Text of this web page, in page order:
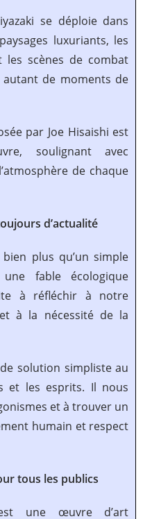
se déploie dans
luxuriants, les
les scènes de combat
de moments de
par Joe Hisaishi est
soulignant avec
de chaque
d’actualité
plus qu’un simple
une fable écologique
à réfléchir à notre
à la nécessité de la
solution simpliste au
et les esprits. Il nous
et à trouver un
humain et respect
tous les publics
une œuvre d’art